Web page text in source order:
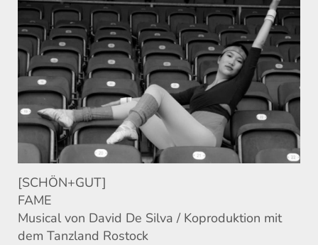
[SCHÖN+GUT]
FAME
Musical von David De Silva / Koproduktion mit
dem Tanzland Rostock